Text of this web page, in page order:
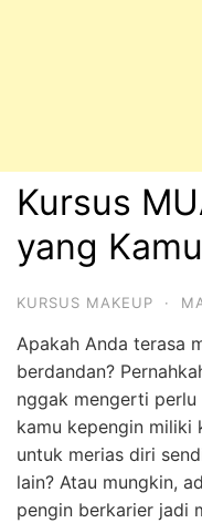
Kursus
yang
KURSUS MAKEUP ·
Apakah Anda terasa
berdandan?
nggak mengerti perlu
kamu kepengin miliki
untuk merias diri
lain? Atau mungkin,
pengin berkarier jadi